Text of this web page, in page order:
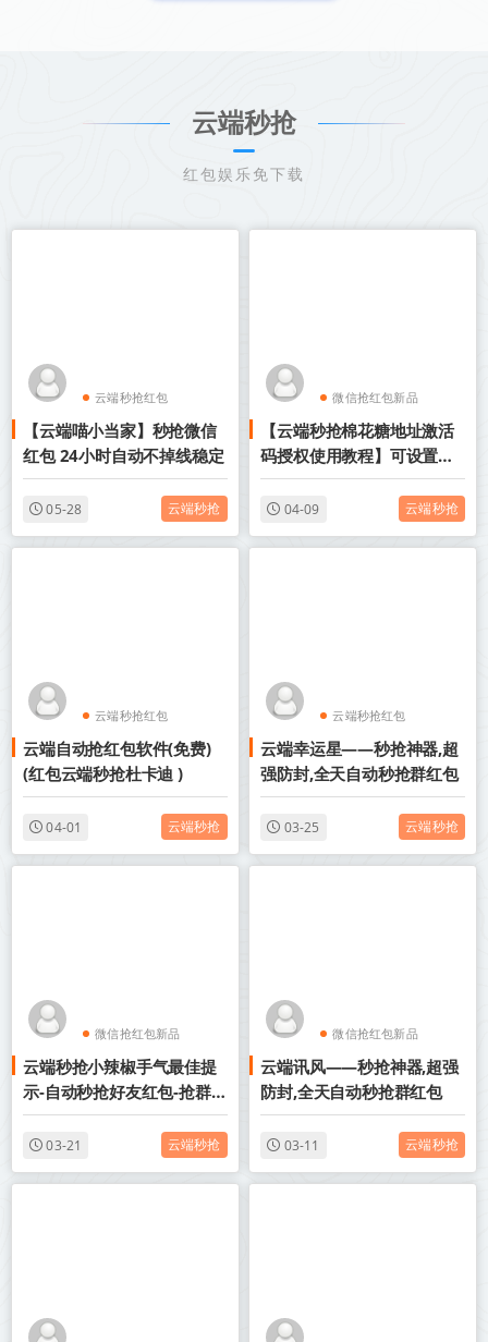
云端秒抢
红包娱乐免下载
云端秒抢红包
微信抢红包新品
【云端喵小当家】秒抢微信
红包 24小时自动不掉线稳定
05-28 云端秒抢
微信抢红包新品
云端秒抢红包
【云端秒抢棉花糖地址激活
码授权使用教程】可设置指
定群不抢-过滤关键词
04-09 云端秒抢
云端秒抢红包
微信抢红包新品
云端自动抢红包软件(免费)
(红包云端秒抢杜卡迪 )
04-01 云端秒抢
云端秒抢红包
微信抢红包新品
云端幸运星——秒抢神器,超
强防封,全天自动秒抢群红包
03-25 云端秒抢
微信抢红包新品
云端秒抢红包
云端秒抢小辣椒手气最佳提
示-自动秒抢好友红包-抢群聊
红包-接收转账-抢包后自动@
发包人
03-21 云端秒抢
微信抢红包新品
云端秒抢红包
云端讯风——秒抢神器,超强
防封,全天自动秒抢群红包
03-11 云端秒抢